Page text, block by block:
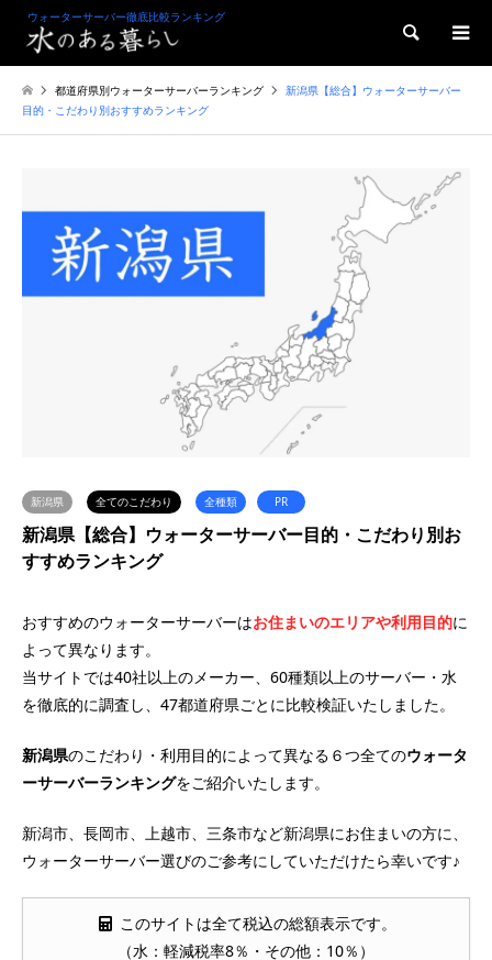
ウォーターサーバー徹底比較ランキング
検索
都道府県別ウォーターサーバーランキング
新潟県【総合】ウォーターサーバー
目的・こだわり別おすすめランキング
新潟県 全てのこだわり 全種類 PR
新潟県【総合】ウォーターサーバー目的・こだわり別お
すすめランキング
おすすめのウォーターサーバーはお住まいのエリアや利用目的に
よって異なります。
当サイトでは40社以上のメーカー、60種類以上のサーバー・水
を徹底的に調査し、47都道府県ごとに比較検証いたしました。
新潟県のこだわり・利用目的によって異なる６つ全てのウォータ
ーサーバーランキングをご紹介いたします。
新潟市、長岡市、上越市、三条市など新潟県にお住まいの方に、
ウォーターサーバー選びのご参考にしていただけたら幸いです♪
このサイトは全て税込の総額表示です。
（水：軽減税率8％・その他：10％）